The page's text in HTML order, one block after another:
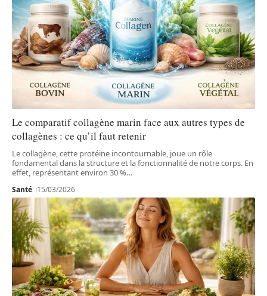
Le comparatif collagène marin face aux autres types de
collagènes : ce qu’il faut retenir
Le collagène, cette protéine incontournable, joue un rôle
fondamental dans la structure et la fonctionnalité de notre corps. En
effet, représentant environ 30 %…
Santé 15/03/2026